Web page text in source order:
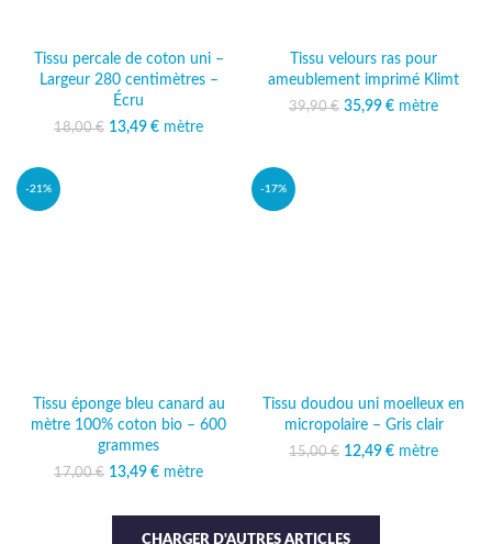
Tissu percale de coton uni –
Largeur 280 centimètres –
Écru
18,00€ Le prix initial était :
13,49 €
Le prix
mètre
Tissu velours ras pour
ameublement imprimé Klimt
39,90€ Le prix initial était :
35,99 €
Le prix
mètre
-21%
Tissu éponge bleu canard au
mètre 100% coton bio – 600
grammes
17,00€ Le prix initial était :
13,49 €
Le prix
13,49 €.
mètre
-17%
Tissu doudou uni moelleux en
micropolaire – Gris clair
15,00€ Le prix initial était :
12,49 €
Le prix
mètre
CHARGER D'AUTRES ARTICLES